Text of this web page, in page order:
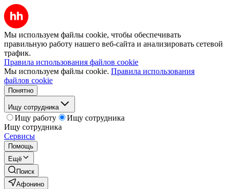
Мы используем файлы cookie, чтобы обеспечивать
правильную работу нашего веб-сайта и анализировать сетевой
трафик.
Правила использования файлов cookie
Мы используем файлы cookie. Правила использования
файлов cookie
Понятно
Ищу сотрудника
Ищу работу
Ищу сотрудника
Ищу сотрудника
Сервисы
Помощь
Ещё
Поиск
Афонино